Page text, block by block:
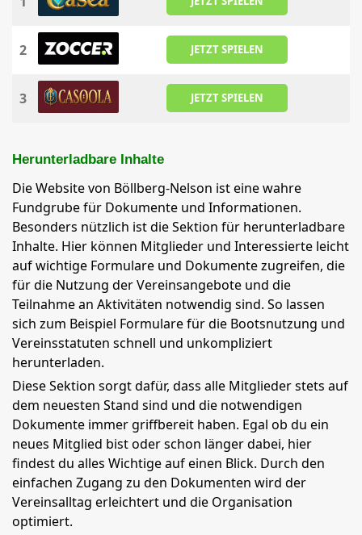
2 JETZT SPIELEN
3 JETZT SPIELEN
Herunterladbare Inhalte
Die Website von Böllberg-Nelson ist eine wahre
Fundgrube für Dokumente und Informationen.
Besonders nützlich ist die Sektion für herunterladbare
Inhalte. Hier können Mitglieder und Interessierte leicht
auf wichtige Formulare und Dokumente zugreifen, die
für die Nutzung der Vereinsangebote und die
Teilnahme an Aktivitäten notwendig sind. So lassen
sich zum Beispiel Formulare für die Bootsnutzung und
Vereinsstatuten schnell und unkompliziert
herunterladen.
Diese Sektion sorgt dafür, dass alle Mitglieder stets auf
dem neuesten Stand sind und die notwendigen
Dokumente immer griffbereit haben. Egal ob du ein
neues Mitglied bist oder schon länger dabei, hier
findest du alles Wichtige auf einen Blick. Durch den
einfachen Zugang zu den Dokumenten wird der
Vereinsalltag erleichtert und die Organisation
optimiert.